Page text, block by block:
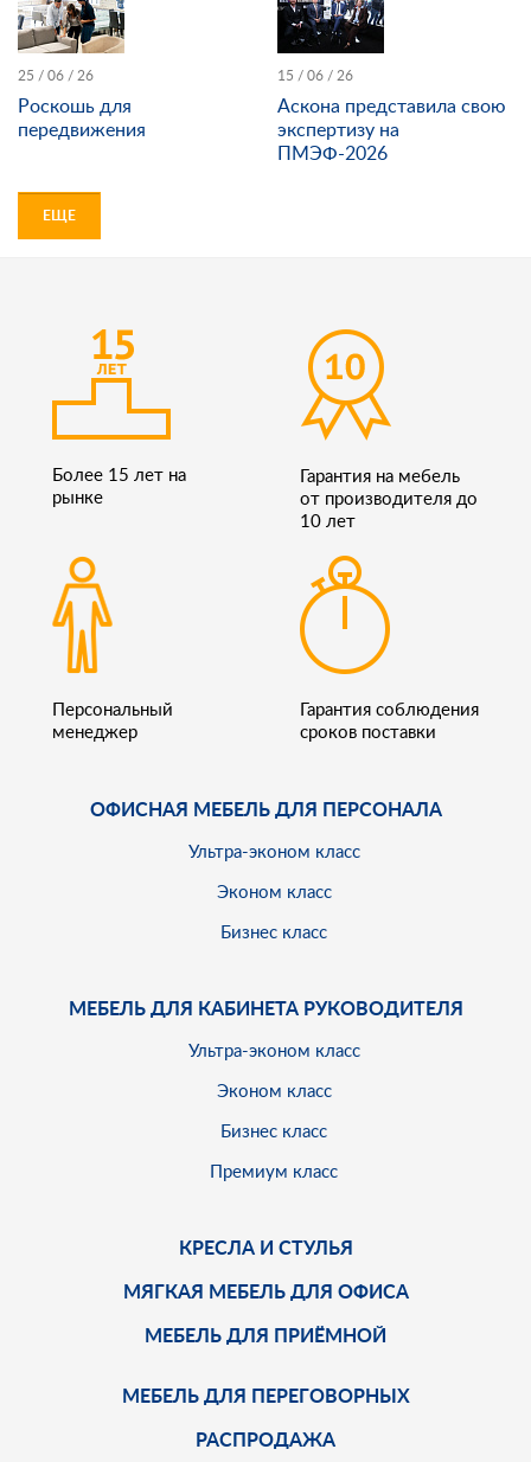
25 / 06 / 26
Роскошь для
передвижения
15 / 06 / 26
Аскона представила свою
экспертизу на
ПМЭФ-2026
ЕЩЕ
Более 15 лет на
рынке
Гарантия на мебель
от производителя до
10 лет
Персональный
менеджер
Гарантия соблюдения
сроков поставки
ОФИСНАЯ МЕБЕЛЬ ДЛЯ ПЕРСОНАЛА
Ультра-эконом класс
Эконом класс
Бизнес класс
МЕБЕЛЬ ДЛЯ КАБИНЕТА РУКОВОДИТЕЛЯ
Ультра-эконом класс
Эконом класс
Бизнес класс
Премиум класс
КРЕСЛА И СТУЛЬЯ
МЯГКАЯ МЕБЕЛЬ ДЛЯ ОФИСА
МЕБЕЛЬ ДЛЯ ПРИЁМНОЙ
МЕБЕЛЬ ДЛЯ ПЕРЕГОВОРНЫХ
РАСПРОДАЖА